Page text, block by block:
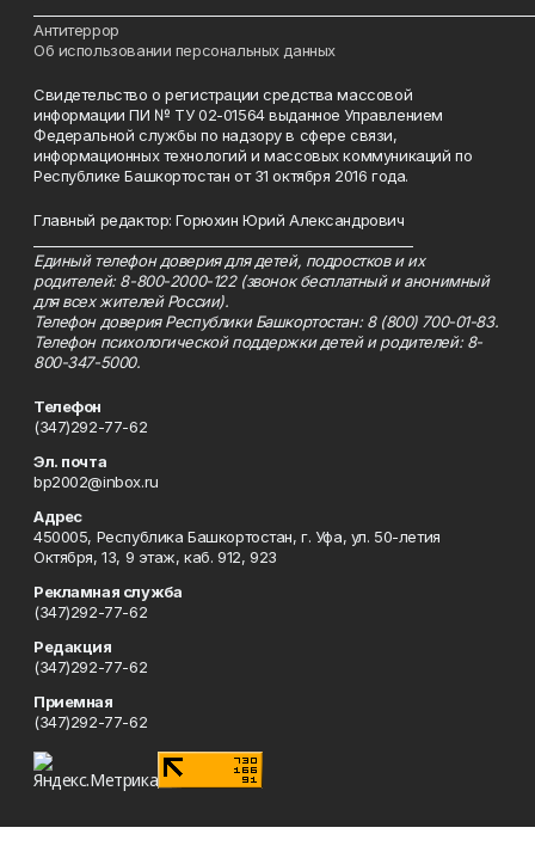
Антитеррор
Об использовании персональных данных
Свидетельство о регистрации средства массовой
информации ПИ № ТУ 02-01564 выданное Управлением
Федеральной службы по надзору в сфере связи,
информационных технологий и массовых коммуникаций по
Республике Башкортостан от 31 октября 2016 года.
Главный редактор: Горюхин Юрий Александрович
Единый телефон доверия для детей, подростков и их
родителей: 8-800-2000-122 (звонок бесплатный и анонимный
для всех жителей России).
Телефон доверия Республики Башкортостан: 8 (800) 700-01-83.
Телефон психологической поддержки детей и родителей: 8-
800-347-5000.
Телефон
(347)292-77-62
Эл. почта
bp2002@inbox.ru
Адрес
450005, Республика Башкортостан, г. Уфа, ул. 50-летия
Октября, 13, 9 этаж, каб. 912, 923
Рекламная служба
(347)292-77-62
Редакция
(347)292-77-62
Приемная
(347)292-77-62